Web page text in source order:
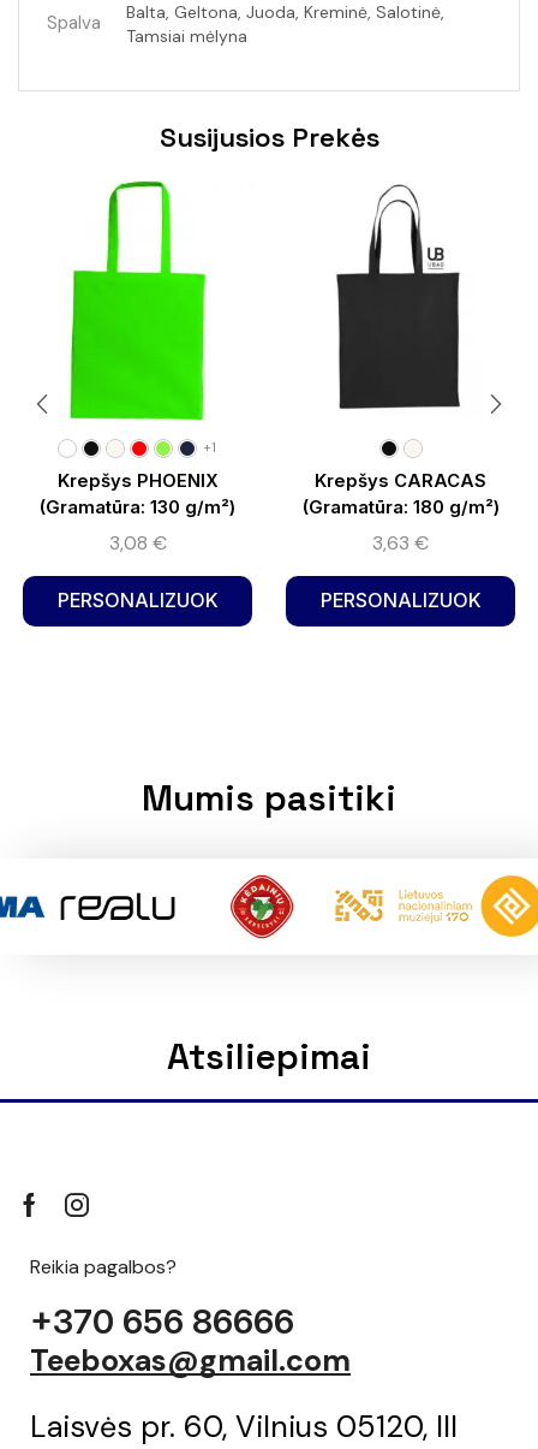
Spalva
Balta, Geltona, Juoda, Kreminė, Salotinė,
Tamsiai mėlyna
Susijusios Prekės
+1
Krepšys PHOENIX
(Gramatūra: 130 g/m²)
3,08 €
PERSONALIZUOK
Krepšys CARACAS
(Gramatūra: 180 g/m²)
3,63 €
PERSONALIZUOK
Mumis pasitiki
Atsiliepimai
Reikia pagalbos?
+370 656 86666
Teeboxas@gmail.com
Laisvės pr. 60, Vilnius 05120, III